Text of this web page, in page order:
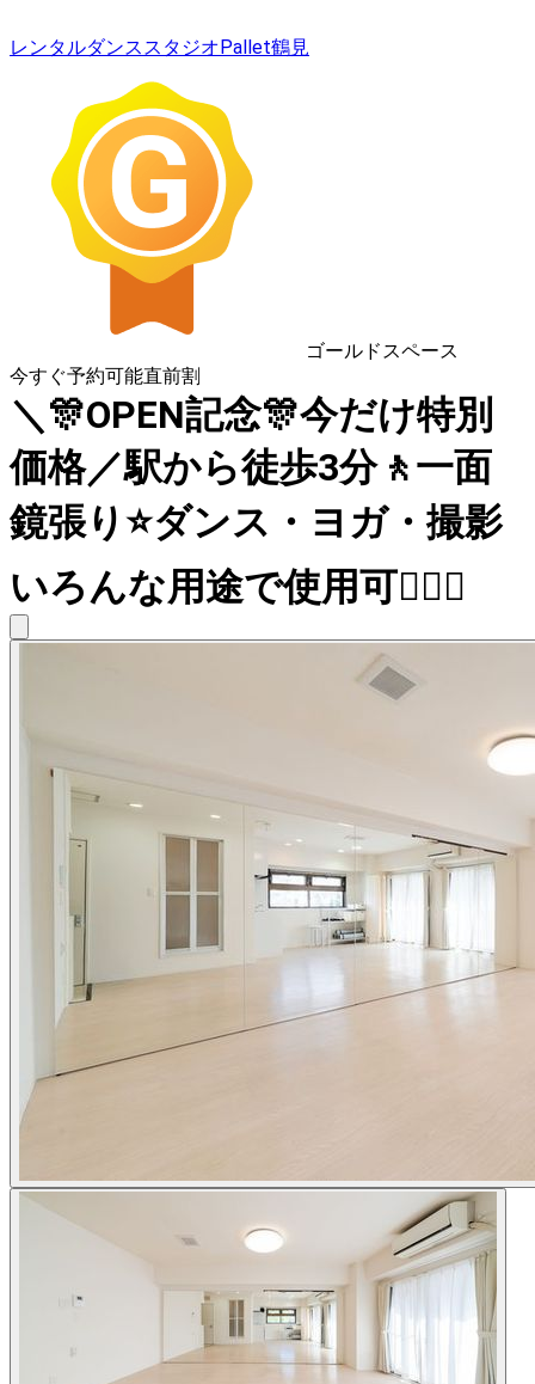
レンタルダンススタジオPallet鶴見
ゴールドスペース
今すぐ予約可能直前割
＼🎊OPEN記念🎊今だけ特別
価格／駅から徒歩3分🚶一面
鏡張り⭐️ダンス・ヨガ・撮影
いろんな用途で使用可🙆‍♀️✨